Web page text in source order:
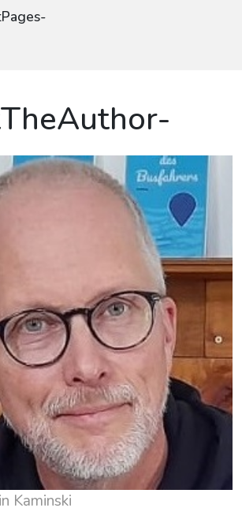
Kaminski